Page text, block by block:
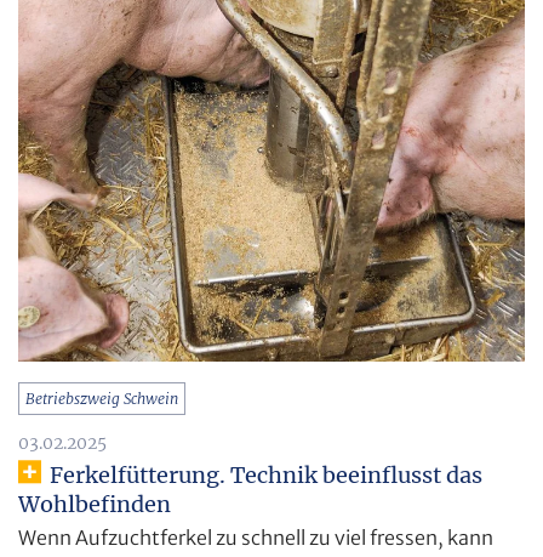
Betriebszweig Schwein
03.02.2025
Ferkelfütterung. Technik beeinflusst das
Wohlbefinden
Wenn Aufzuchtferkel zu schnell zu viel fressen, kann